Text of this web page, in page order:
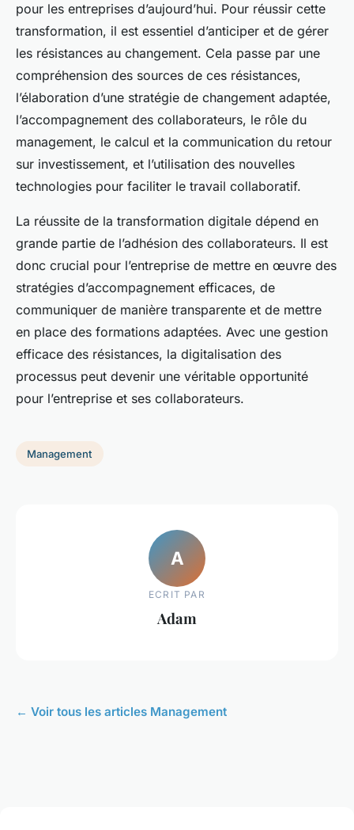
pour les entreprises d’aujourd’hui. Pour réussir cette
transformation, il est essentiel d’anticiper et de gérer
les résistances au changement. Cela passe par une
compréhension des sources de ces résistances,
l’élaboration d’une stratégie de changement adaptée,
l’accompagnement des collaborateurs, le rôle du
management, le calcul et la communication du retour
sur investissement, et l’utilisation des nouvelles
technologies pour faciliter le travail collaboratif.
La réussite de la transformation digitale dépend en
grande partie de l’adhésion des collaborateurs. Il est
donc crucial pour l’entreprise de mettre en œuvre des
stratégies d’accompagnement efficaces, de
communiquer de manière transparente et de mettre
en place des formations adaptées. Avec une gestion
efficace des résistances, la digitalisation des
processus peut devenir une véritable opportunité
pour l’entreprise et ses collaborateurs.
Management
A
ECRIT PAR
Adam
← Voir tous les articles Management